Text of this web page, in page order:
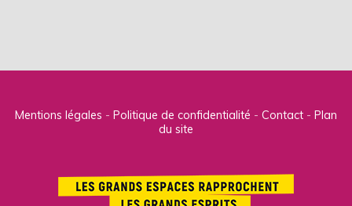
Mentions légales Politique de confidentialité Contact
Plan
du site